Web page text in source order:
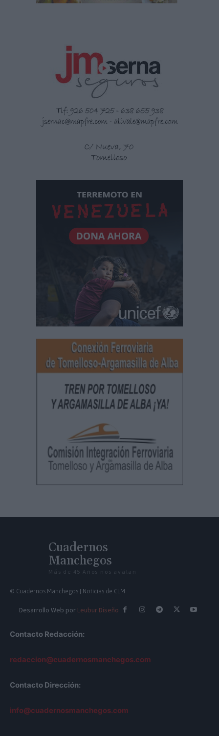
Cuadernos
Manchegos
Más de 45 Años nos avalan
© Cuadernos Manchegos | Noticias de CLM
Desarrollo Web por Leubur Diseño
Contacto Redacción:
redaccion@cuadernosmanchegos.com
Contacto Dirección:
info@cuadernosmanchegos.com